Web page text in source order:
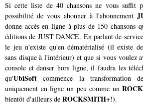
Si cette liste de 40 chansons ne vous suffit
possibilité de vous abonner à l'abonnement
donne accès en ligne à plus de 150 chansons
éditions de JUST DANCE. En parlant de
le jeu n'existe qu'en dématérialisé (il existe
sans disque à l'intérieur) et que si vous voulez
console et danser hors ligne, il faudra les
qu'UbiSoft commence la transformation
uniquement en ligne un peu comme un
bientôt d'ailleurs de ROCKSMITH+!).